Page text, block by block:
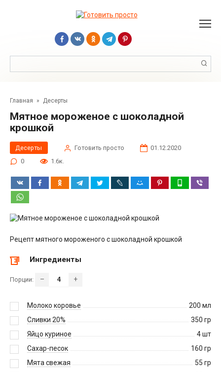
Главная » Десерты
Мятное мороженое с шоколадной
крошкой
Десерты Готовить просто
01.12.2020
0
1.6к.
Рецепт мятного мороженого с шоколадной крошкой
Ингредиенты
Порции: – +
Молоко коровье 200 мл
Сливки 20%
350 гр
Яйцо куриное
4шт
Сахар-песок
160 гр
Мята свежая
55 гр